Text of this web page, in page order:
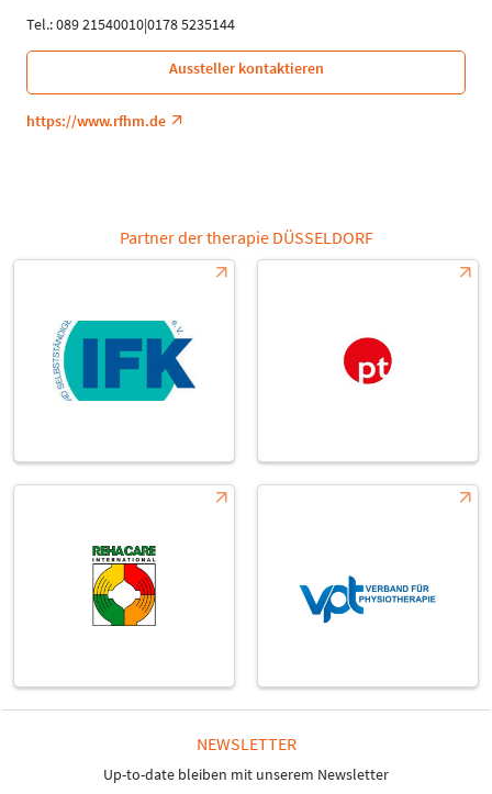
Tel.: 089 21540010|0178 5235144
Aussteller kontaktieren
https://www.rfhm.de
Partner der therapie DÜSSELDORF
NEWSLETTER
Up-to-date bleiben mit unserem Newsletter